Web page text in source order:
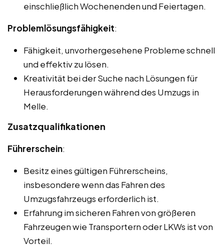
einschließlich Wochenenden und Feiertagen.
Problemlösungsfähigkeit:
Fähigkeit, unvorhergesehene Probleme schnell
und effektiv zu lösen.
Kreativität bei der Suche nach Lösungen für
Herausforderungen während des Umzugs in
Melle.
Zusatzqualifikationen
Führerschein:
Besitz eines gültigen Führerscheins,
insbesondere wenn das Fahren des
Umzugsfahrzeugs erforderlich ist.
Erfahrung im sicheren Fahren von größeren
Fahrzeugen wie Transportern oder LKWs ist von
Vorteil.